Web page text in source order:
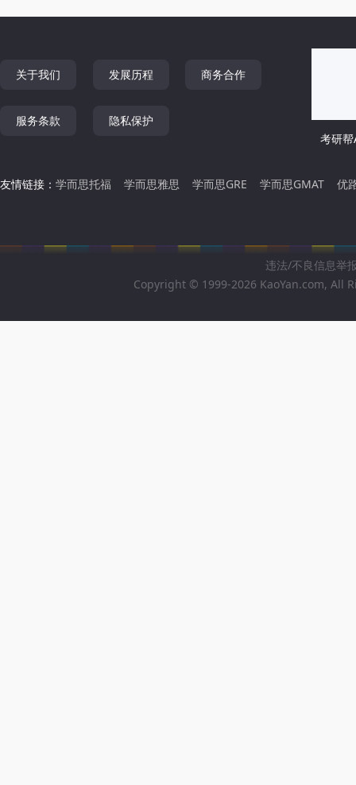
关于我们 发展历程 商务合作
服务条款
隐私保护
考研帮
友情链接： 学而思托福 学而思雅思 学而思GRE 学而思GMAT 优
违法/不良信息举
Copyright © 1999-2026 KaoYan.com, All